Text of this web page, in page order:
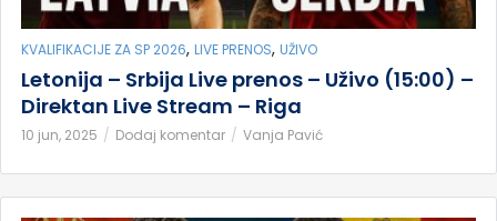
KVALIFIKACIJE ZA SP 2026, LIVE PRENOS, UŽIVO
Letonija – Srbija Live prenos – Uživo (15:00) –
Direktan Live Stream – Riga
10 jun, 2025 Dodaj komentar Vanja Pavić